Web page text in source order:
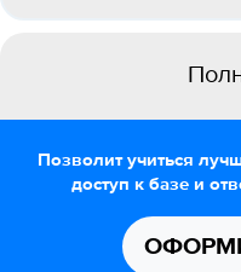
Позволит учиться
доступ к базе и